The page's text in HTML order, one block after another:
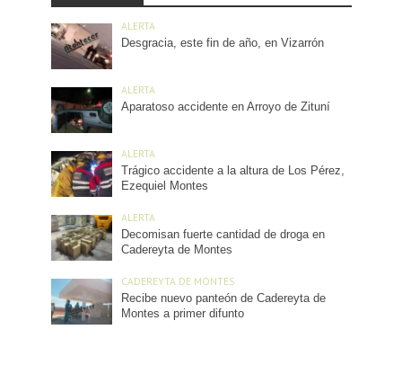
ALERTA
Desgracia, este fin de año, en Vizarrón
ALERTA
Aparatoso accidente en Arroyo de Zituní
ALERTA
Trágico accidente a la altura de Los Pérez,
Ezequiel Montes
ALERTA
Decomisan fuerte cantidad de droga en
Cadereyta de Montes
CADEREYTA DE MONTES
Recibe nuevo panteón de Cadereyta de
Montes a primer difunto